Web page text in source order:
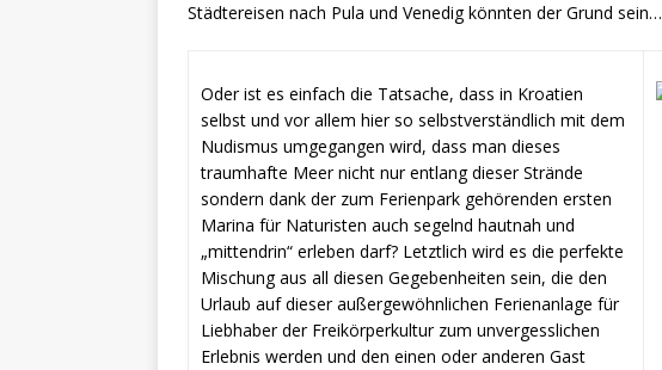
Städtereisen nach Pula und Venedig könnten der Grund sein…
Oder ist es einfach die Tatsache, dass in Kroatien
selbst und vor allem hier so selbstverständlich mit dem
Nudismus umgegangen wird, dass man dieses
traumhafte Meer nicht nur entlang dieser Strände
sondern dank der zum Ferienpark gehörenden ersten
Marina für Naturisten auch segelnd hautnah und
„mittendrin“ erleben darf? Letztlich wird es die perfekte
Mischung aus all diesen Gegebenheiten sein, die den
Urlaub auf dieser außergewöhnlichen Ferienanlage für
Liebhaber der Freikörperkultur zum unvergesslichen
Erlebnis werden und den einen oder anderen Gast